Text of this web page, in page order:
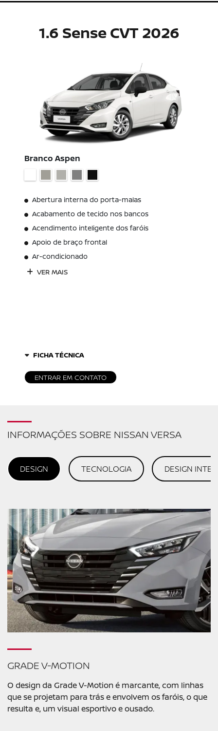
1.6 Sense CVT 2026
Branco Aspen
Abertura interna do porta-malas
Acabamento de tecido nos bancos
Acendimento inteligente dos faróis
Apoio de braço frontal
Ar-condicionado
VER MAIS
FICHA TÉCNICA
ENTRAR EM CONTATO
INFORMAÇÕES SOBRE NISSAN VERSA
DESIGN TECNOLOGIA DESIGN
GRADE V-MOTION
O design da Grade V-Motion é marcante, com linhas
que se projetam para trás e envolvem os faróis, o que
resulta e, um visual esportivo e ousado.